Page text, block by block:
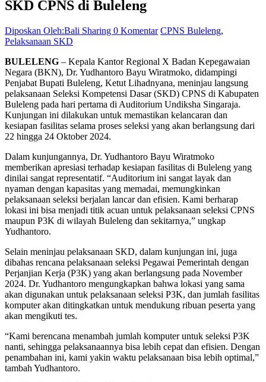
SKD CPNS di Buleleng
Diposkan Oleh:Bali Sharing 0 Komentar CPNS Buleleng,
Pelaksanaan SKD
BULELENG – Kepala Kantor Regional X Badan Kepegawaian
Negara (BKN), Dr. Yudhantoro Bayu Wiratmoko, didampingi
Penjabat Bupati Buleleng, Ketut Lihadnyana, meninjau langsung
pelaksanaan Seleksi Kompetensi Dasar (SKD) CPNS di Kabupaten
Buleleng pada hari pertama di Auditorium Undiksha Singaraja.
Kunjungan ini dilakukan untuk memastikan kelancaran dan
kesiapan fasilitas selama proses seleksi yang akan berlangsung dari
22 hingga 24 Oktober 2024.
Dalam kunjungannya, Dr. Yudhantoro Bayu Wiratmoko
memberikan apresiasi terhadap kesiapan fasilitas di Buleleng yang
dinilai sangat representatif. “Auditorium ini sangat layak dan
nyaman dengan kapasitas yang memadai, memungkinkan
pelaksanaan seleksi berjalan lancar dan efisien. Kami berharap
lokasi ini bisa menjadi titik acuan untuk pelaksanaan seleksi CPNS
maupun P3K di wilayah Buleleng dan sekitarnya,” ungkap
Yudhantoro.
Selain meninjau pelaksanaan SKD, dalam kunjungan ini, juga
dibahas rencana pelaksanaan seleksi Pegawai Pemerintah dengan
Perjanjian Kerja (P3K) yang akan berlangsung pada November
2024. Dr. Yudhantoro mengungkapkan bahwa lokasi yang sama
akan digunakan untuk pelaksanaan seleksi P3K, dan jumlah fasilitas
komputer akan ditingkatkan untuk mendukung ribuan peserta yang
akan mengikuti tes.
“Kami berencana menambah jumlah komputer untuk seleksi P3K
nanti, sehingga pelaksanaannya bisa lebih cepat dan efisien. Dengan
penambahan ini, kami yakin waktu pelaksanaan bisa lebih optimal,”
tambah Yudhantoro.